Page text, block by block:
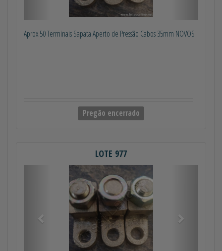
Aprox.50 Terminais Sapata Aperto de Pressão Cabos 35mm NOVOS
Pregão encerrado
LOTE 977